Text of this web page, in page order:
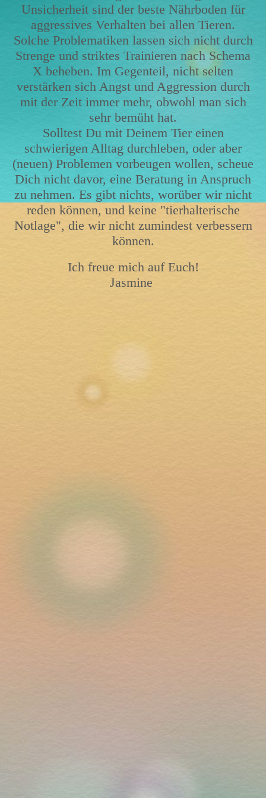
Unsicherheit sind der beste Nährboden für
aggressives Verhalten bei allen Tieren.
Solche Problematiken lassen sich nicht durch
Strenge und striktes Trainieren nach Schema
X beheben. Im Gegenteil, nicht selten
verstärken sich Angst und Aggression durch
mit der Zeit immer mehr, obwohl man sich
sehr bemüht hat.
Solltest Du mit Deinem Tier einen
schwierigen Alltag durchleben, oder aber
(neuen) Problemen vorbeugen wollen, scheue
Dich nicht davor, eine Beratung in Anspruch
zu nehmen. Es gibt nichts, worüber wir nicht
reden können, und keine "tierhalterische
Notlage", die wir nicht zumindest verbessern
können.
Ich freue mich auf Euch!
Jasmine